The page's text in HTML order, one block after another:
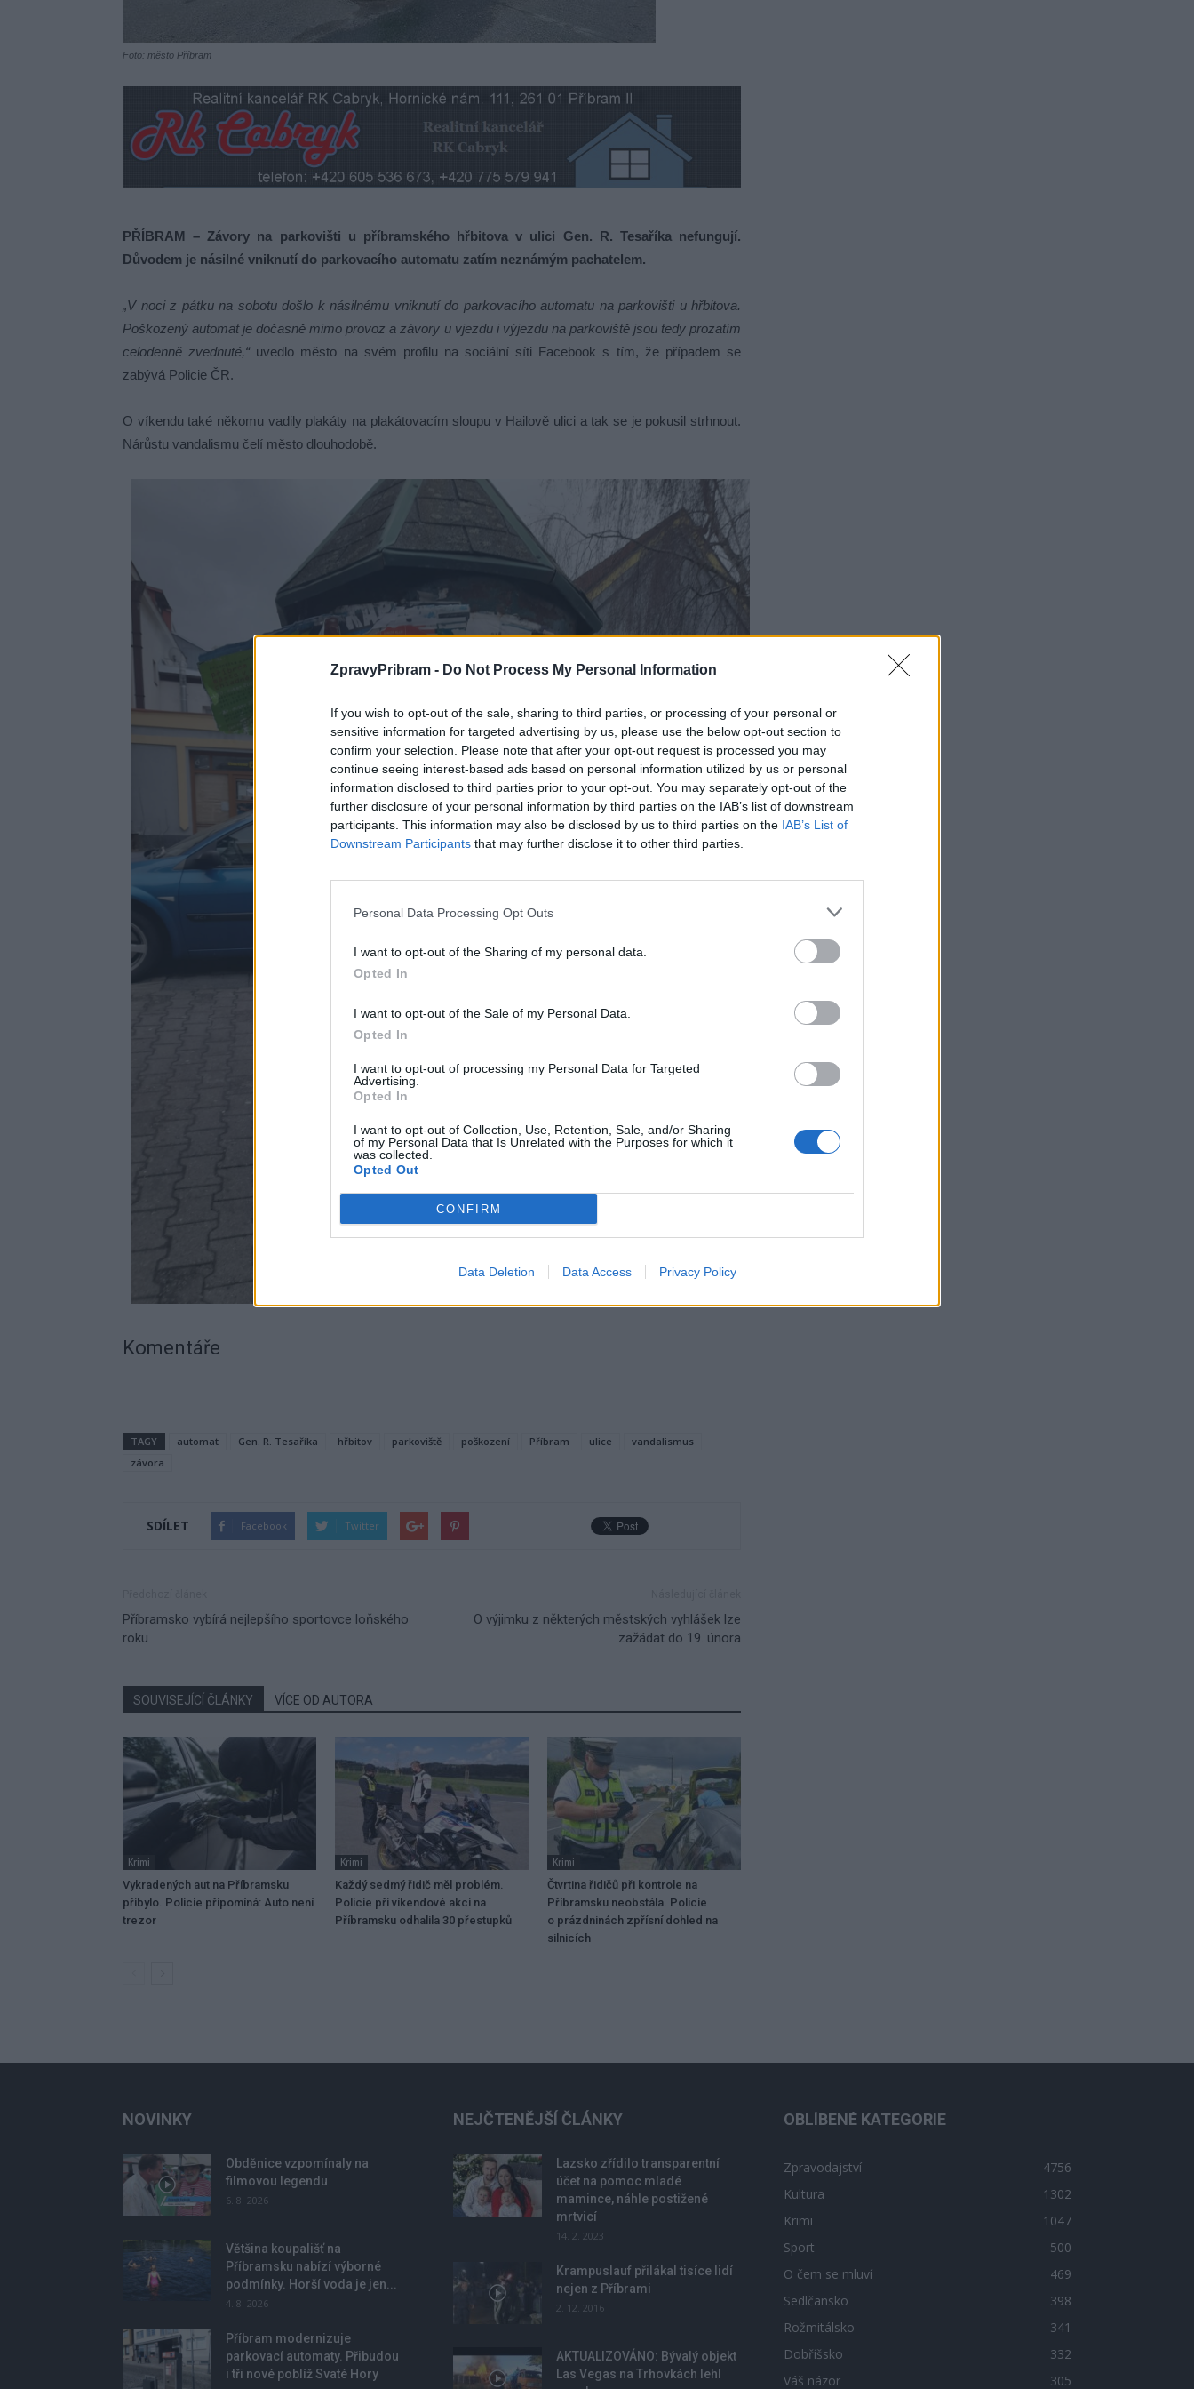
ZpravyPribram - Do Not Process My Personal Information
If you wish to opt-out of the sale, sharing to third parties, or processing of your personal or
sensitive information for targeted advertising by us, please use the below opt-out section to
confirm your selection. Please note that after your opt-out request is processed you may
continue seeing interest-based ads based on personal information utilized by us or personal
information disclosed to third parties prior to your opt-out. You may separately opt-out of the
further disclosure of your personal information by third parties on the IAB’s list of downstream
participants. This information may also be disclosed by us to third parties on the IAB’s List of
Downstream Participants that may further disclose it to other third parties.
Personal Data Processing Opt Outs
I want to opt-out of the Sharing of my personal data.
Opted In
I want to opt-out of the Sale of my Personal Data.
Opted In
I want to opt-out of processing my Personal Data for Targeted
Advertising.
Opted In
I want to opt-out of Collection, Use, Retention, Sale, and/or Sharing
of my Personal Data that Is Unrelated with the Purposes for which it
was collected.
Opted Out
CONFIRM
Data Deletion Data Access Privacy Policy
Foto: město Příbram
PŘÍBRAM – Závory na parkovišti u příbramského hřbitova v ulici Gen. R. Tesaříka nefungují.
Důvodem je násilné vniknutí do parkovacího automatu zatím neznámým pachatelem.
„V noci z pátku na sobotu došlo k násilnému vniknutí do parkovacího automatu na parkovišti u hřbitova.
Poškozený automat je dočasně mimo provoz a závory u vjezdu i výjezdu na parkoviště jsou tedy prozatím
celodenně zvednuté,“ uvedlo město na svém profilu na sociální síti Facebook s tím, že případem se
zabývá Policie ČR.
O víkendu také někomu vadily plakáty na plakátovacím sloupu v Hailově ulici a tak se je pokusil strhnout.
Nárůstu vandalismu čelí město dlouhodobě.
Komentáře
TAGY automat Gen. R. Tesaříka hřbitov parkoviště poškození Příbram ulice
vandalismus
závora
SDÍLET Facebook Twitter
Příbramsko vybírá nejlepšího sportovce loňského
roku
O výjimku z některých městských vyhlášek lze
zažádat do 19. února
SOUVISEJÍCÍ ČLÁNKY VÍCE OD AUTORA
Krimi
Vykradených aut na Příbramsku
přibylo. Policie připomíná: Auto není
trezor
Krimi
Každý sedmý řidič měl problém.
Policie při víkendové akci na
Příbramsku odhalila 30 přestupků
Krimi
Čtvrtina řidičů při kontrole na
Příbramsku neobstála. Policie
o prázdninách zpřísní dohled na
silnicích
NOVINKY
Obděnice vzpomínaly na
filmovou legendu
6. 8. 2026
Většina koupališť na
Příbramsku nabízí výborné
podmínky. Horší voda je jen...
4. 8. 2026
Příbram modernizuje
parkovací automaty. Přibudou
i tři nové poblíž Svaté Hory
NEJČTENĚJŠÍ ČLÁNKY
Lazsko zřídilo transparentní
účet na pomoc mladé
mamince, náhle postižené
mrtvicí
14. 2. 2023
Krampuslauf přilákal tisíce lidí
nejen z Příbrami
2. 12. 2016
AKTUALIZOVÁNO: Bývalý objekt
Las Vegas na Trhovkách lehl
OBLÍBENÉ KATEGORIE
Zpravodajství
4756
Kultura
1302
Krimi
1047
Sport
500
O čem se mluví
469
Sedlčansko
398
Rožmitálsko
341
Dobříšsko
332
Váš názor
305